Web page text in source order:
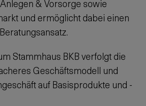
& Vorsorge sowie
und ermöglicht dabei einen
Stammhaus BKB verfolgt die
Geschäftsmodell und
auf Basisprodukte und -